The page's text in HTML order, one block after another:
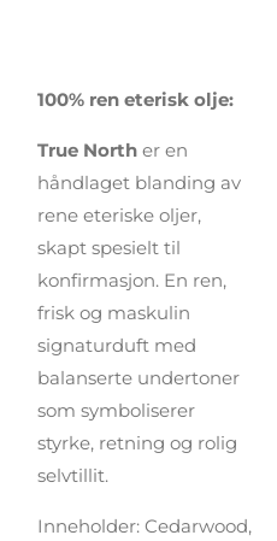
100% ren eterisk olje:
True North er en
håndlaget blanding av
rene eteriske oljer,
skapt spesielt til
konfirmasjon. En ren,
frisk og maskulin
signaturduft med
balanserte undertoner
som symboliserer
styrke, retning og rolig
selvtillit.
Inneholder: Cedarwood,